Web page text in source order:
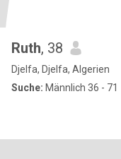
Ruth, 38
Djelfa, Djelfa, Algerien
Suche: Männlich 36 - 71